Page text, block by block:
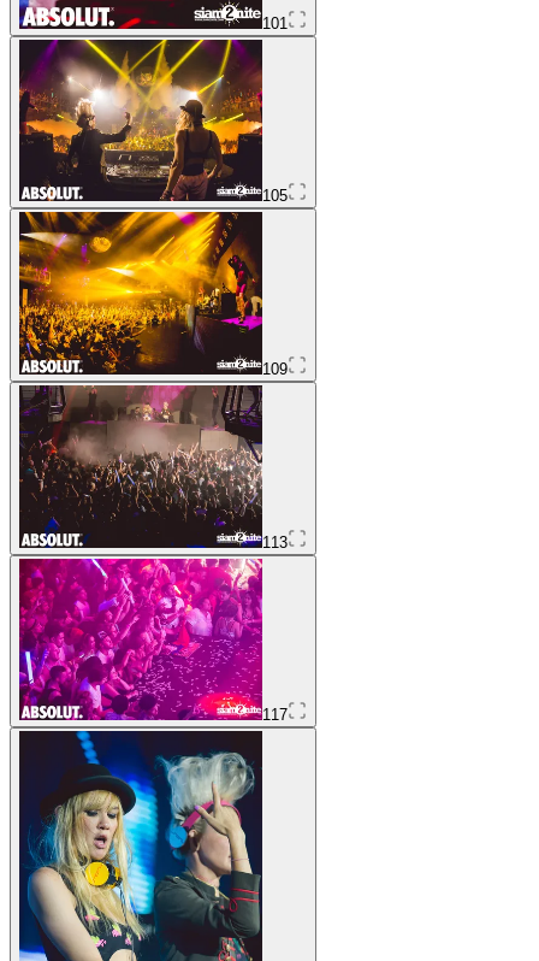
101
105
109
113
117